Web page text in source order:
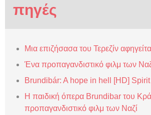
πηγές
Mια επιζήσασα του Τερεζίν
Ένα προπαγανδιστικό φιλμ των
Brundibár: A hope in hell [HD]
Η παιδική όπερα Brundibar του
προπαγανδιστικό φιλμ των Ναζί